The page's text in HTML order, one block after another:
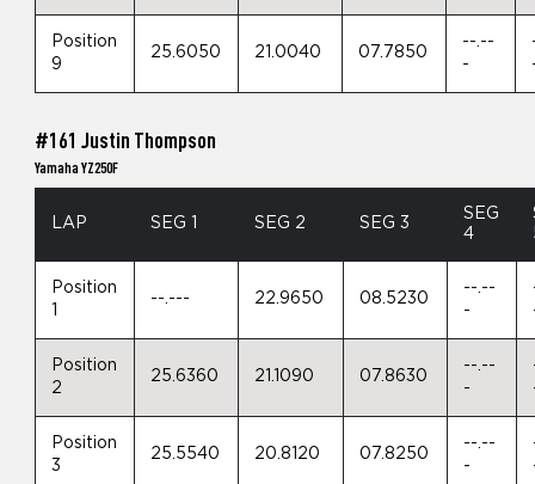
Position
9
25.6050 21.0040 07.7850
--.--
-
#161 Justin Thompson
Yamaha YZ250F
LAP SEG 1 SEG 2 SEG 3
SEG
4
Position
--.--- 22.9650 08.5230
--.--
-
Position
2
25.6360 21.1090 07.8630
--.--
-
Position
3
25.5540 20.8120 07.8250
--.--
-